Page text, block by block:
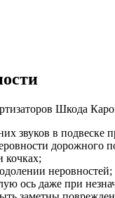
Шкода
звуков в подвеске
дорожного
кочках;
неровностей;
ось даже при